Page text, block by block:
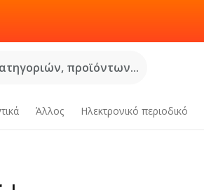
προϊόντων...
Άλλος Ηλεκτρονικό περιοδικό